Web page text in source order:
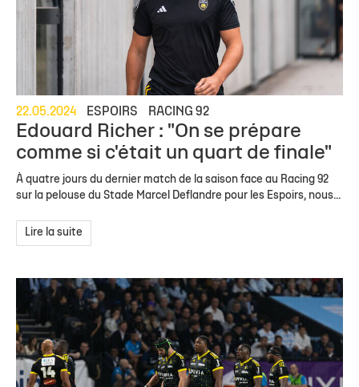
22.05.2024 ESPOIRS RACING 92
Edouard Richer : "On se prépare
comme si c'était un quart de finale"
À quatre jours du dernier match de la saison face au Racing 92
sur la pelouse du Stade Marcel Deflandre pour les Espoirs, nous...
Lire la suite